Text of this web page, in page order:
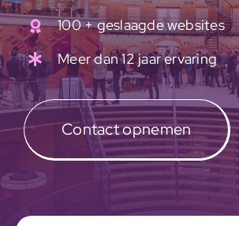
100 + geslaagde websites
Meer dan 12 jaar ervaring
Contact opnemen